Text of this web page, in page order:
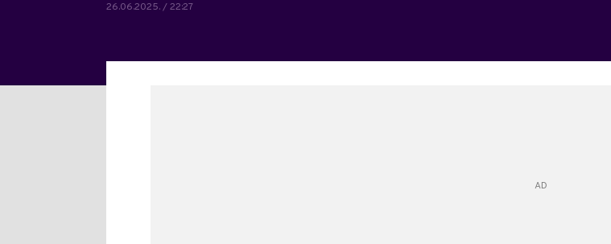
26.06.2025. / 22:27